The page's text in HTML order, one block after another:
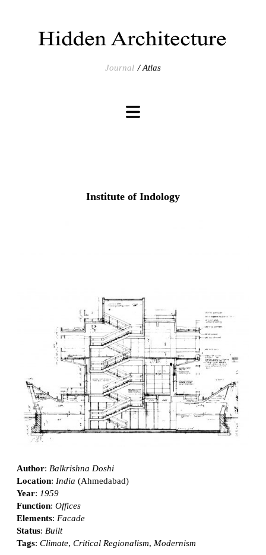
Journal Atlas
Institute of Indology
Author: Balkrishna Doshi
Location: India (Ahmedabad)
Year: 1959
Function: Offices
Elements: Facade
Status: Built
Tags: Climate, Critical Regionalism, Modernism